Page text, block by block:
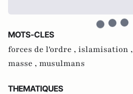
MOTS-CLES
forces de l'ordre , islamisation ,
masse , musulmans
THEMATIQUES